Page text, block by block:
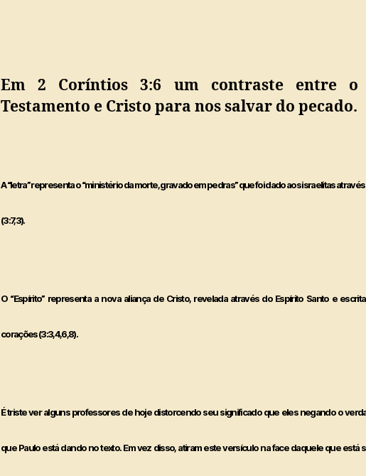
Em 2 Coríntios 3:6 um contraste entre o
Testamento e Cristo para nos salvar do pecado.
A “letra” representa o “ministério da morte, gravado em pedras” que foi dado aos israelitas
(3:7,3).
O “Espírito” representa a nova aliança de Cristo, revelada através do Espírito Santo e
corações (3:3,4,6,8).
É triste ver alguns professores de hoje distorcendo seu significado que eles negando o
que Paulo está dando no texto. Em vez disso, atiram este versículo na face daquele que está